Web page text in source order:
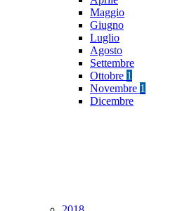
Maggio
Giugno
Luglio
Agosto
Settembre
Ottobre 1
Novembre 1
Dicembre